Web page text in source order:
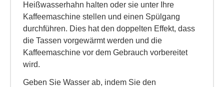
Heißwasserhahn halten oder sie unter Ihre
Kaffeemaschine stellen und einen Spülgang
durchführen. Dies hat den doppelten Effekt, dass
die Tassen vorgewärmt werden und die
Kaffeemaschine vor dem Gebrauch vorbereitet
wird.
Geben Sie Wasser ab, indem Sie den